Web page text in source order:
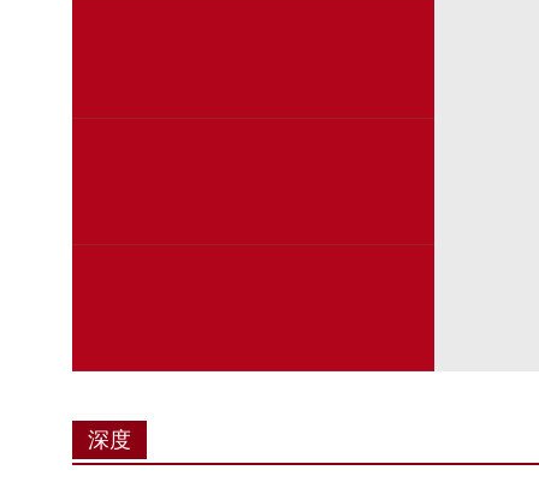
深度